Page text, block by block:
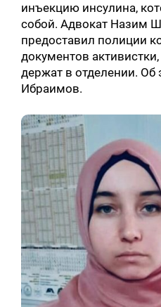
инъекцию инсулина,
собой. Адвокат Назим
предоставил полиции
документов
держат в отделении.
Ибраимов.